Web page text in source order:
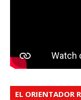
EL ORIENTADOR